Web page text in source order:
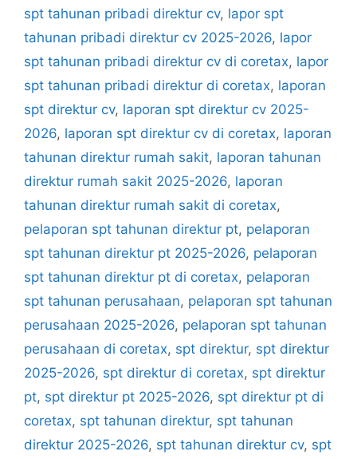
spt tahunan pribadi direktur cv, lapor spt
tahunan pribadi direktur cv 2025-2026, lapor
spt tahunan pribadi direktur cv di coretax, lapor
spt tahunan pribadi direktur di coretax, laporan
spt direktur cv, laporan spt direktur cv 2025-
2026, laporan spt direktur cv di coretax, laporan
tahunan direktur rumah sakit, laporan tahunan
direktur rumah sakit 2025-2026, laporan
tahunan direktur rumah sakit di coretax,
pelaporan spt tahunan direktur pt, pelaporan
spt tahunan direktur pt 2025-2026, pelaporan
spt tahunan direktur pt di coretax, pelaporan
spt tahunan perusahaan, pelaporan spt tahunan
perusahaan 2025-2026, pelaporan spt tahunan
perusahaan di coretax, spt direktur, spt direktur
2025-2026, spt direktur di coretax, spt direktur
pt, spt direktur pt 2025-2026, spt direktur pt di
coretax, spt tahunan direktur, spt tahunan
direktur 2025-2026, spt tahunan direktur cv, spt